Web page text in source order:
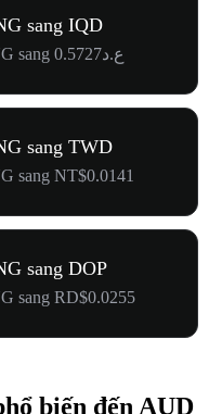
sang IQD
chuyển đổi 1 MAXXING sang ع.د0.5727
sang TWD
sang NT$0.0141
sang DOP
sang RD$0.0255
biến đến AUD